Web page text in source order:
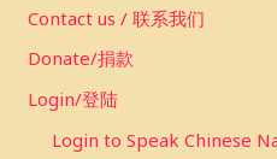
Contact us / 联系我们
Donate/捐款
Login/登陆
Login to Speak Chinese